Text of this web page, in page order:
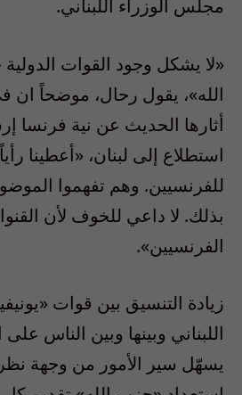
مجلس الوزراء اللبناني.
«لا يشكل وجود القوات
الله»، يقول رحال، موضحاً ان
أثارها الحديث عن نية فرنسا
استطلاع إلى لبنان، «أعطينا
للفرنسيين. وهم تفهموا
بذلك. لا داعي للخوف لأن
الفرنسيين».
زيادة التنسيق بين قوات
اللبناني وبينها وبين الناس
يسهّل سير الأمور من وجهة